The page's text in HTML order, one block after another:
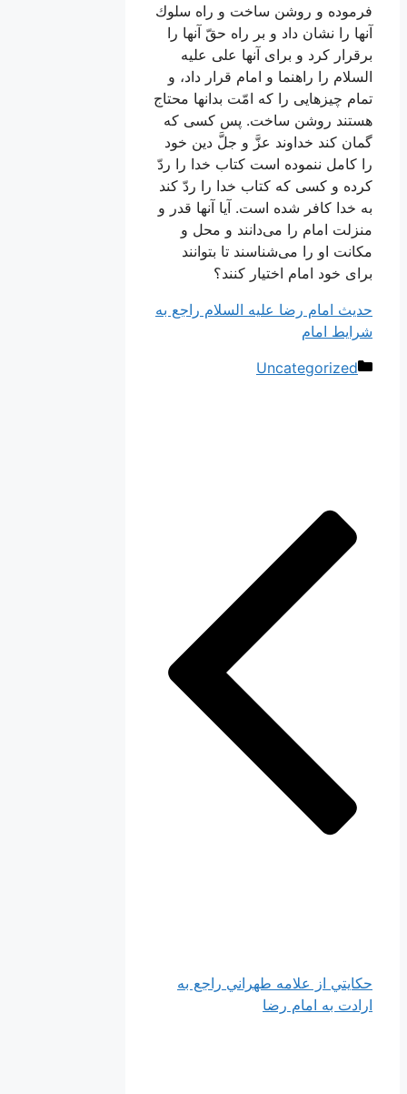
فرموده و روشن ساخت و راه سلوك
آنها را نشان داد و بر راه حقّ آنها را
برقرار كرد و براى آنها على عليه
السلام را راهنما و امام قرار داد، و
تمام چيزهایى را كه امّت بدانها محتاج
هستند روشن ساخت. پس كسى كه
گمان كند خداوند عزَّ و جلَّ دين خود
را كامل ننموده است كتاب خدا را ردّ
كرده و كسى كه كتاب خدا را ردّ كند
به خدا كافر شده است. آيا آنها قدر و
منزلت امام را مى‌دانند و محل و
مكانت او را مى‌شناسند تا بتوانند
براى خود امام اختيار كنند؟
حديث امام رضا علیه السلام راجع به
شرايط امام‏
دسته‌ها
Uncategorized
حكايتي از علامه طهراني راجع به
ارادت به امام رضا